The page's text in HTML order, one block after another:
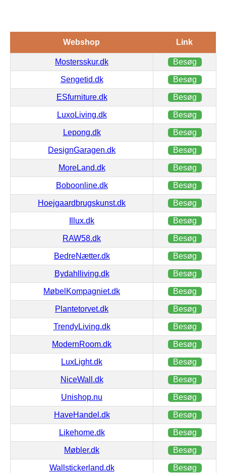
Webshop Link
Mostersskur.dk Besøg
Sengetid.dk Besøg
ESfurniture.dk Besøg
LuxoLiving.dk Besøg
Lepong.dk Besøg
DesignGaragen.dk Besøg
MoreLand.dk Besøg
Boboonline.dk Besøg
Hoejgaardbrugskunst.dk Besøg
Illux.dk Besøg
RAW58.dk Besøg
BedreNætter.dk Besøg
Bydahlliving.dk Besøg
MøbelKompagniet.dk Besøg
Plantetorvet.dk Besøg
TrendyLiving.dk Besøg
ModernRoom.dk Besøg
LuxLight.dk Besøg
NiceWall.dk Besøg
Unishop.nu Besøg
HaveHandel.dk Besøg
Likehome.dk Besøg
Møbler.dk Besøg
Wallstickerland.dk Besøg